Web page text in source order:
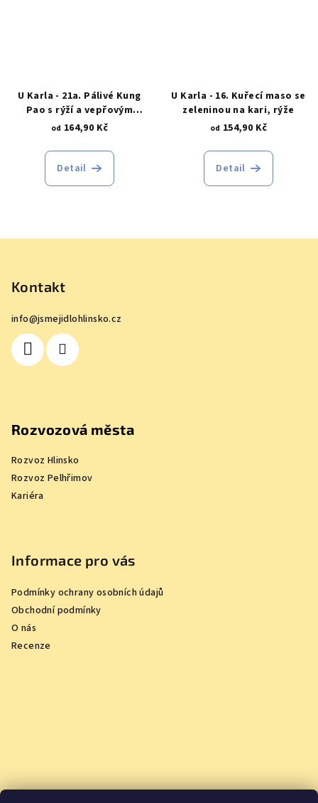
U Karla - 21a. Pálivé Kung
Pao s rýží a vepřovým
masem
od 164,90 Kč
Detail
U Karla - 16. Kuřecí maso se
zeleninou na kari, rýže
od 154,90 Kč
Detail
Kontakt
info@jsmejidlohlinsko.cz
Rozvozová města
Rozvoz Hlinsko
Rozvoz Pelhřimov
Kariéra
Informace pro vás
Podmínky ochrany osobních údajů
Obchodní podmínky
O nás
Recenze